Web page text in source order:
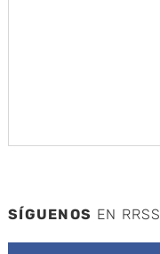
SÍGUENOS EN RRSS